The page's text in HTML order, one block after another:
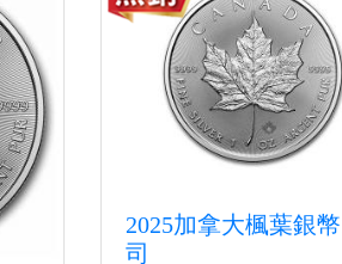
2025加拿大楓葉銀
司